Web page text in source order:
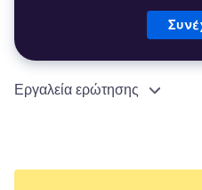
Εργαλεία ερώτησης